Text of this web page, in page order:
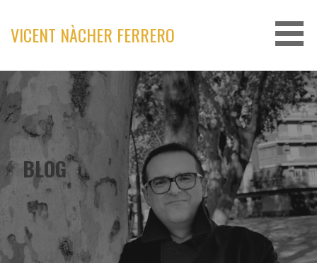
content
VICENT NÀCHER FERRERO
BLOG